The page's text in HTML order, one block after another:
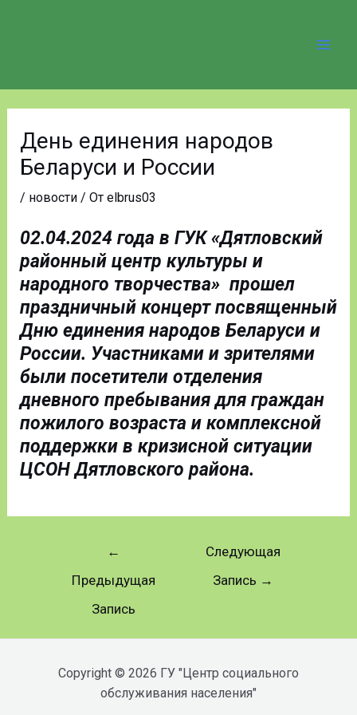
День единения народов
Беларуси и России
/ новости/ От elbrus03
02.04.2024 года в ГУК «Дятловский
районный центр культуры и
народного творчества» прошел
праздничный концерт посвященный
Дню единения народов Беларуси и
России. Участниками и зрителями
были посетители отделения
дневного пребывания для граждан
пожилого возраста и комплексной
поддержки в кризисной ситуации
ЦСОН Дятловского района.
записям
←
Предыдущая
Запись
Следующая
Запись →
Copyright © 2026 ГУ "Центр социального
обслуживания населения"